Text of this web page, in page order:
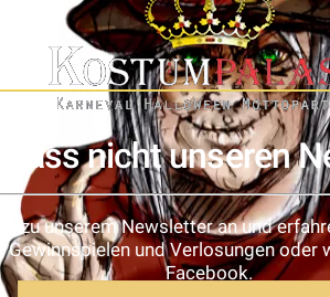
nicht unseren
zu unserem Newsletter an und
Gewinnspielen und Verlosungen oder
Facebook.
zu einer neuen Ordnung zu
Symbol für die Überschreitung
entstanden sind. Du siehst also,
extra für Margo eingeführt ;).